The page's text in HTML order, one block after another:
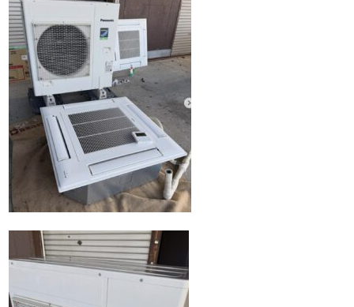
商品倉庫
Q&A
事業案内
ブログ
お問い合わせ